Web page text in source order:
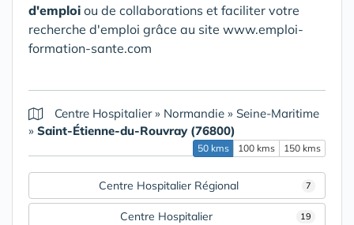
d'emploi ou de collaborations et faciliter votre
recherche d'emploi grâce au site www.emploi-
formation-sante.com
Centre Hospitalier» Normandie » Seine-Maritime
» Saint-Étienne-du-Rouvray (76800)
50 kms 100 kms 150 kms
7
Centre Hospitalier Régional
19
Centre Hospitalier